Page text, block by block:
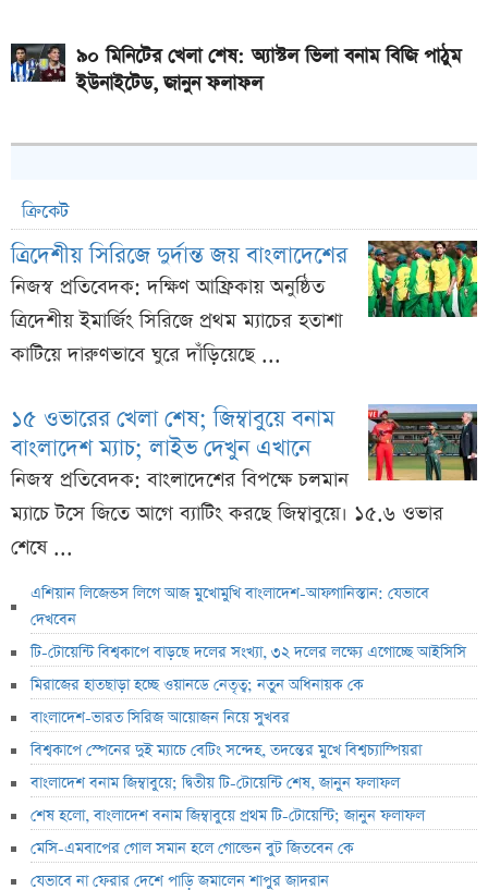
৯০ মিনিটের খেলা শেষ: অ্যাস্টল ভিলা বনাম বিজি পাঠুম
ইউনাইটেড, জানুন ফলাফল
ক্রিকেট
ত্রিদেশীয় সিরিজে দুর্দান্ত জয় বাংলাদেশের
নিজস্ব প্রতিবেদক: দক্ষিণ আফ্রিকায় অনুষ্ঠিত
ত্রিদেশীয় ইমার্জিং সিরিজে প্রথম ম্যাচের হতাশা
কাটিয়ে দারুণভাবে ঘুরে দাঁড়িয়েছে ...
১৫ ওভারের খেলা শেষ; জিম্বাবুয়ে বনাম
বাংলাদেশ ম্যাচ; লাইভ দেখুন এখানে
নিজস্ব প্রতিবেদক: বাংলাদেশের বিপক্ষে চলমান
ম্যাচে টসে জিতে আগে ব্যাটিং করছে জিম্বাবুয়ে। ১৫.৬ ওভার
শেষে ...
এশিয়ান লিজেন্ডস লিগে আজ মুখোমুখি বাংলাদেশ-আফগানিস্তান: যেভাবে
দেখবেন
টি-টোয়েন্টি বিশ্বকাপে বাড়ছে দলের সংখ্যা, ৩২ দলের লক্ষ্যে এগোচ্ছে আইসিসি
মিরাজের হাতছাড়া হচ্ছে ওয়ানডে নেতৃত্ব; নতুন অধিনায়ক কে
বাংলাদেশ-ভারত সিরিজ আয়োজন নিয়ে সুখবর
বিশ্বকাপে স্পেনের দুই ম্যাচে বেটিং সন্দেহ, তদন্তের মুখে বিশ্বচ্যাম্পিয়রা
বাংলাদেশ বনাম জিম্বাবুয়ে; দ্বিতীয় টি-টোয়েন্টি শেষ, জানুন ফলাফল
শেষ হলো, বাংলাদেশ বনাম জিম্বাবুয়ে প্রথম টি-টোয়েন্টি; জানুন ফলাফল
মেসি-এমবাপের গোল সমান হলে গোল্ডেন বুট জিতবেন কে
যেভাবে না ফেরার দেশে পাড়ি জমালেন শাপুর জাদরান